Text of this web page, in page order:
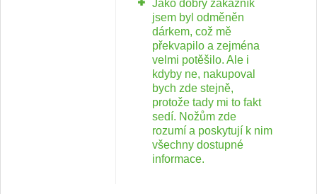
Jako dobrý zákazník
jsem byl odměněn
dárkem, což mě
překvapilo a zejména
velmi potěšilo. Ale i
kdyby ne, nakupoval
bych zde stejně,
protože tady mi to fakt
sedí. Nožům zde
rozumí a poskytují k nim
všechny dostupné
informace.